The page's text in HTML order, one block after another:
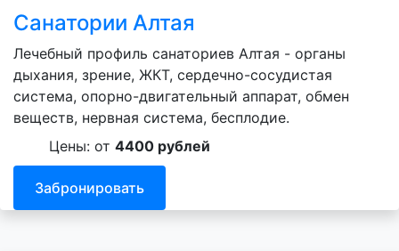
Санатории Алтая
Лечебный профиль санаториев Алтая - органы
дыхания, зрение, ЖКТ, сердечно-сосудистая
система, опорно-двигательный аппарат, обмен
веществ, нервная система, бесплодие.
Цены: от 4400 рублей
Забронировать